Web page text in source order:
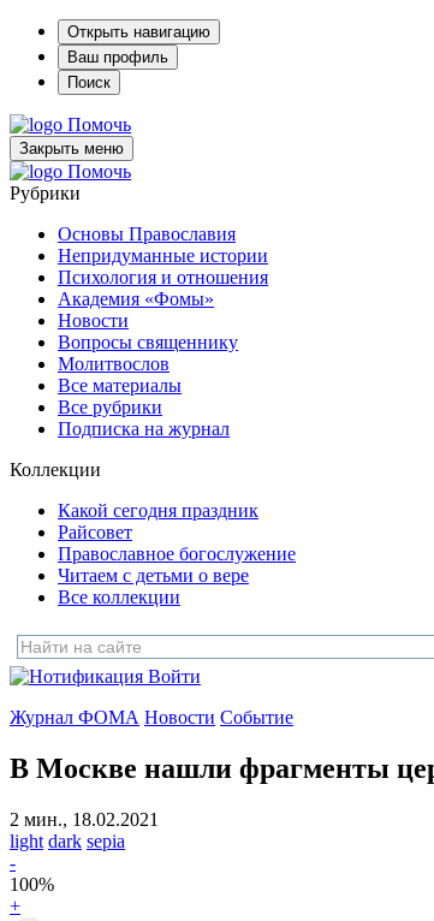
Открыть навигацию
Ваш профиль
Поиск
Помочь
Закрыть меню
Помочь
Рубрики
Основы Православия
Непридуманные истории
Психология и отношения
Академия «Фомы»
Новости
Вопросы священнику
Молитвослов
Все материалы
Все рубрики
Подписка на журнал
Коллекции
Какой сегодня праздник
Райсовет
Православное богослужение
Читаем с детьми о вере
Все коллекции
Войти
Журнал ФОМА Новости Событие
В Москве нашли фрагменты
2 мин., 18.02.2021
light dark sepia
-
100%
+